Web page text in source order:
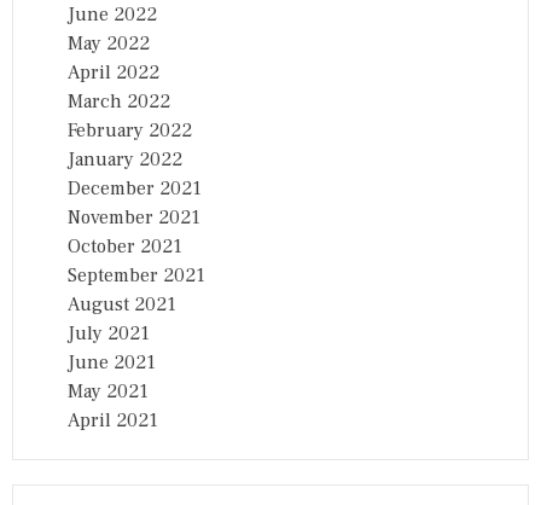
June 2022
May 2022
April 2022
March 2022
February 2022
January 2022
December 2021
November 2021
October 2021
September 2021
August 2021
July 2021
June 2021
May 2021
April 2021